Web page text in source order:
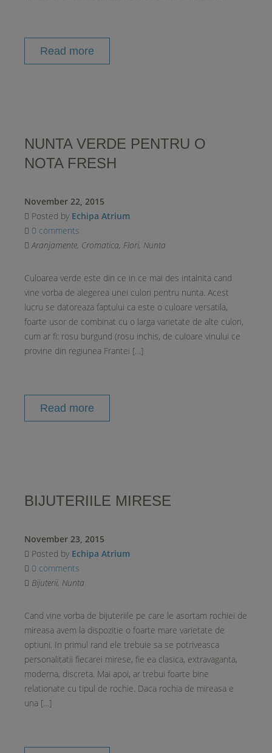
Read more
NUNTA VERDE PENTRU O
NOTA FRESH
November 22, 2015
Posted by Echipa Atrium
0 comments
Aranjamente, Cromatica, Flori, Nunta
Culoarea verde este din ce in ce mai des intalnita cand
vine vorba de alegerea unei culori pentru nunta. Acest
lucru se datoreaza faptului ca este o culoare versatila,
foarte usor de combinat cu o larga varietate de alte culori,
cum ar fi: rosu burgund (rosu inchis, de culoare vinului ce
provine din regiunea Frantei […]
Read more
BIJUTERIILE MIRESE
November 23, 2015
Posted by Echipa Atrium
0 comments
Bijuterii, Nunta
Cand vine vorba de bijuteriile pe care le asortam rochiei de
mireasa avem la dispozitie o foarte mare varietate de
optiuni. In primul rand ele trebuie sa se potriveasca
personalitatii fiecarei mirese, fie ea clasica, extravaganta,
moderna, discreta. Mai apoi, ar trebui foarte bine
relationate cu tipul de rochie. Daca rochia de mireasa e
una […]